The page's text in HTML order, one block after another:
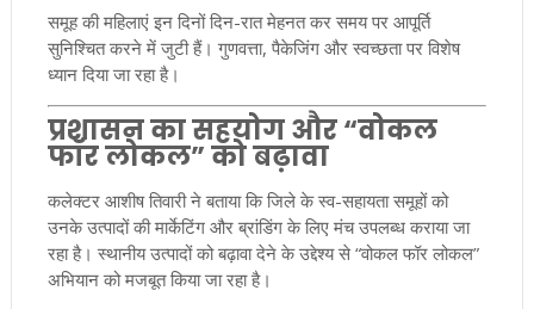
समूह की महिलाएं इन दिनों दिन-रात मेहनत कर समय पर आपूर्ति
सुनिश्चित करने में जुटी हैं। गुणवत्ता, पैकेजिंग और स्वच्छता पर विशेष
ध्यान दिया जा रहा है।
प्रशासन का सहयोग और “वोकल
फॉर लोकल” को बढ़ावा
कलेक्टर आशीष तिवारी ने बताया कि जिले के स्व-सहायता समूहों को
उनके उत्पादों की मार्केटिंग और ब्रांडिंग के लिए मंच उपलब्ध कराया जा
रहा है। स्थानीय उत्पादों को बढ़ावा देने के उद्देश्य से “वोकल फॉर लोकल”
अभियान को मजबूत किया जा रहा है।